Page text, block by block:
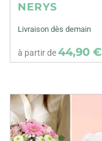
NERYS
Livraison dès demain
à partir de44,90 €